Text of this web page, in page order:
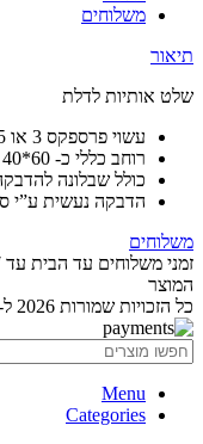
משלוחים
תיאור
שלט אותיות לדלת
עשוי פרספקס 3 או 5 מ”מ
רוחב כללי כ- 60*40 ס”מ
כולל שבלונה
הדבקה נעשית ע”י
משלוחים
המוצר
כל הזכויות שמורות 2026 ל-תמונה ושלט ©
Menu
Categories